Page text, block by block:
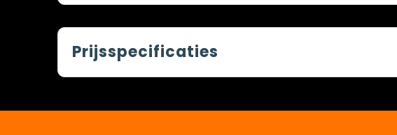
Prijsspecificaties